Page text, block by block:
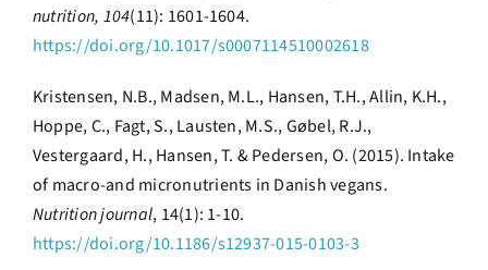
nutrition, 104(11): 1601-1604.
https://doi.org/10.1017/s0007114510002618
Kristensen, N.B., Madsen, M.L., Hansen, T.H., Allin, K.H.,
Hoppe, C., Fagt, S., Lausten, M.S., Gøbel, R.J.,
Vestergaard, H., Hansen, T. & Pedersen, O. (2015). Intake
of macro-and micronutrients in Danish vegans.
Nutrition journal, 14(1): 1-10.
https://doi.org/10.1186/s12937-015-0103-3